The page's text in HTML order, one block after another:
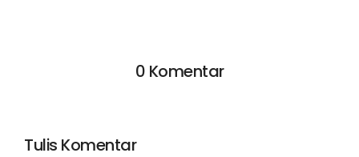
0 Komentar
Tulis Komentar